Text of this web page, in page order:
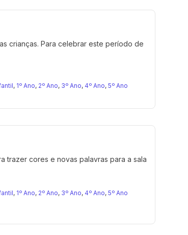
crianças. Para celebrar este período de
, 1º Ano, 2º Ano, 3º Ano, 4º Ano, 5º Ano
trazer cores e novas palavras para a sala
, 1º Ano, 2º Ano, 3º Ano, 4º Ano, 5º Ano